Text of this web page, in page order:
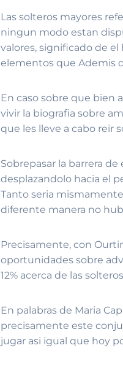
Las solteros mayores
ningun modo estan
valores, significado de
elementos que Ademis
En caso sobre que bien
vivir la biografia sobre
que les lleve a cabo reir
Sobrepasar la barrera
desplazandolo hacia el
Tanto seri­a
diferente manera no
Precisamente, con
oportunidades sobre
12% acerca de las
En palabras de Maria
precisamente este
jugar asi­ igual que hoy